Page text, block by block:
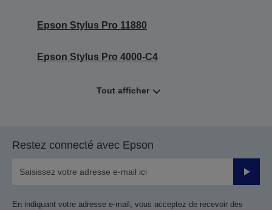
Epson Stylus Pro 11880
Epson Stylus Pro 4000-C4
Tout afficher
Restez connecté avec Epson
Valider
En indiquant votre adresse e-mail, vous acceptez de recevoir des